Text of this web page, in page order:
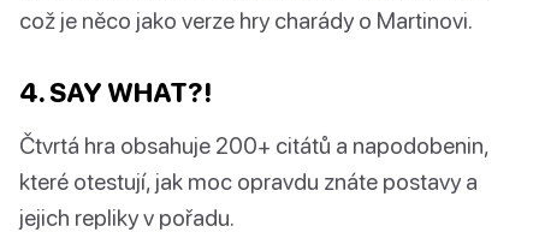
což je něco jako verze hry charády o Martinovi.
4. SAY WHAT?!
Čtvrtá hra obsahuje 200+ citátů a napodobenin,
které otestují, jak moc opravdu znáte postavy a
jejich repliky v pořadu.